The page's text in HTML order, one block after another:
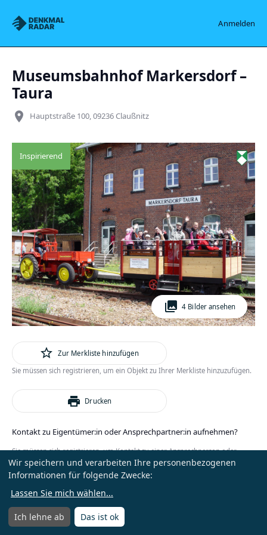
Denkmalradar Anmelden
Menü öffnen
Museumsbahnhof Markersdorf –
Taura
place Hauptstraße 100, 09236 Claußnitz
photo_library 4 Bilder ansehen
Inspirierend
star_outline Zur Merkliste hinzufügen
Sie müssen sich registrieren, um ein Objekt zu Ihrer Merkliste hinzuzufügen.
print Drucken
Kontakt zu Eigentümer:in oder Ansprechpartner:in aufnehmen?
Sie müssen sich registrieren, um Kontakt zu einer Ansprechperson oder
Eigentümer:in zu erhalten.
Anmelden oder
Wir speichern und verarbeiten Ihre personenbezogenen
Informationen für folgende Zwecke:
Lassen Sie mich wählen...
Ich lehne ab Das ist ok